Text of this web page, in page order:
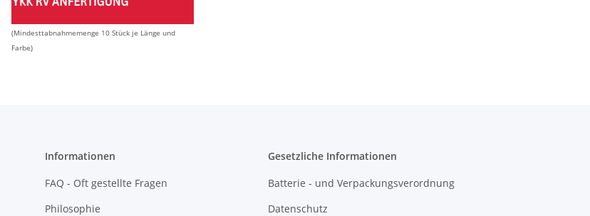
(Mindesttabnahmemenge 10 Stück je Länge und
Farbe)
Informationen
FAQ - Oft gestellte Fragen
Philosophie
Gesetzliche Informationen
Batterie - und Verpackungsverordnung
Datenschutz